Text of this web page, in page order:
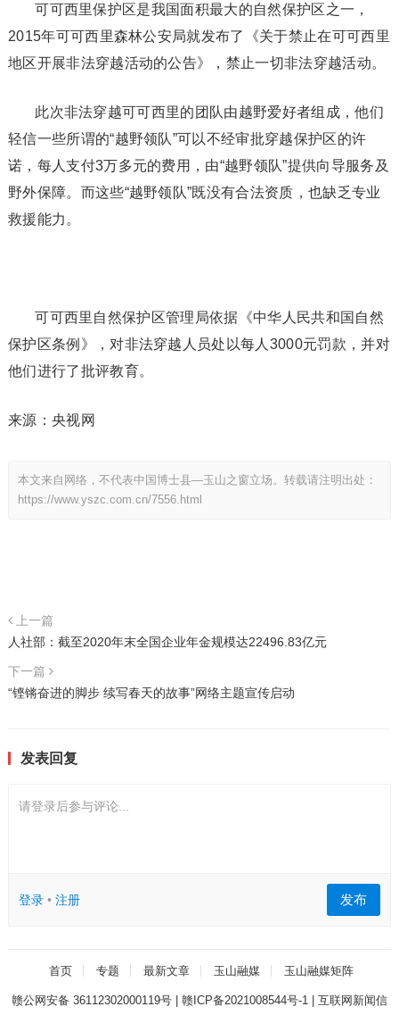
可可西里保护区是我国面积最大的自然保护区之一，
2015年可可西里森林公安局就发布了《关于禁止在可可西里
地区开展非法穿越活动的公告》，禁止一切非法穿越活动。
此次非法穿越可可西里的团队由越野爱好者组成，他们
轻信一些所谓的“越野领队”可以不经审批穿越保护区的许
诺，每人支付3万多元的费用，由“越野领队”提供向导服务及
野外保障。而这些“越野领队”既没有合法资质，也缺乏专业
救援能力。
可可西里自然保护区管理局依据《中华人民共和国自然
保护区条例》，对非法穿越人员处以每人3000元罚款，并对
他们进行了批评教育。
来源：央视网
本文来自网络，不代表中国博士县—玉山之窗立场。转载请注明出处：
https://www.yszc.com.cn/7556.html
上一篇
人社部：截至2020年末全国企业年金规模达22496.83亿元
下一篇
“铿锵奋进的脚步 续写春天的故事”网络主题宣传启动
发表回复
请登录后参与评论...
登录• 注册 发布
首页 专题 最新文章 玉山融媒 玉山融媒矩阵
赣公网安备 36112302000119号| 赣ICP备2021008544号-1| 互联网新闻信